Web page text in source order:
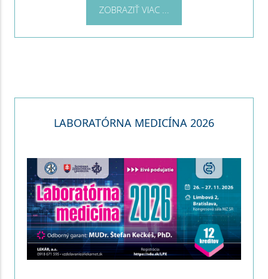
ZOBRAZIŤ VIAC ...
LABORATÓRNA MEDICÍNA 2026